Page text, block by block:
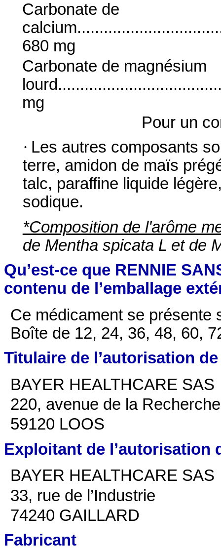
Carbonate de
680 mg
Carbonate de magnésium
mg
Pour un
· Les autres composants
terre, amidon de maïs
talc, paraffine liquide
sodique.
*Composition de l'arôme
de Mentha spicata L et de
Qu’est-ce que RENNIE
contenu de l’emballage
Ce médicament se présente
Boîte de 12, 24, 36, 48, 60,
Titulaire de l’autorisation
BAYER HEALTHCARE SAS
220, avenue de la Recherche
59120 LOOS
Exploitant de l’autorisation
BAYER HEALTHCARE SAS
33, rue de l’Industrie
74240 GAILLARD
Fabricant